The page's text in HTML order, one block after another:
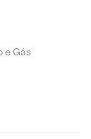
e Gás